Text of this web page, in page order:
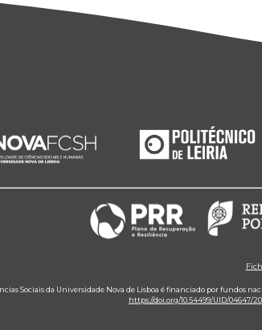
Sociais da Universidade Nova de Lisboa é financiado por fundos
https://doi.org/10.54499/UID/04647/